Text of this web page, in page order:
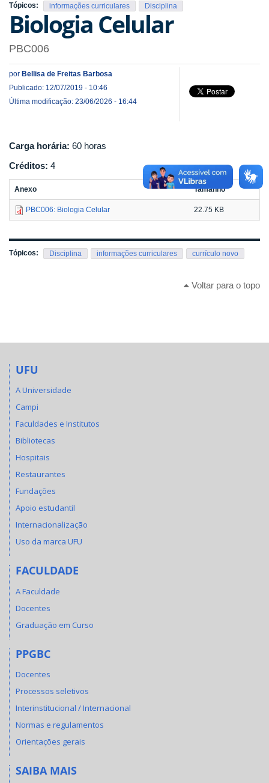
Tópicos: informações curriculares Disciplina
Biologia Celular
PBC006
por Bellisa de Freitas Barbosa
Publicado: 12/07/2019 - 10:46
Última modificação: 23/06/2026 - 16:44
Carga horária: 60 horas
Créditos: 4
Anexo Tamanho
PBC006: Biologia Celular 22.75 KB
Tópicos: Disciplina informações curriculares currículo novo
Voltar para o topo
UFU
A Universidade
Campi
Faculdades e Institutos
Bibliotecas
Hospitais
Restaurantes
Fundações
Apoio estudantil
Internacionalização
Uso da marca UFU
FACULDADE
A Faculdade
Docentes
Graduação em Curso
PPGBC
Docentes
Processos seletivos
Interinstitucional / Internacional
Normas e regulamentos
Orientações gerais
SAIBA MAIS